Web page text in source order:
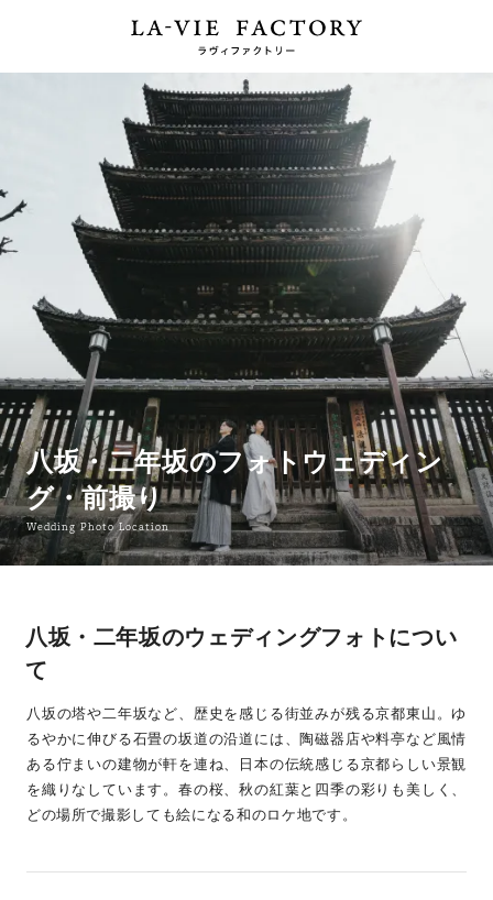
八坂・二年坂のフォトウェディン
グ・前撮り
Wedding Photo Location
八坂・二年坂のウェディングフォトについ
て
八坂の塔や二年坂など、歴史を感じる街並みが残る京都東山。ゆ
るやかに伸びる石畳の坂道の沿道には、陶磁器店や料亭など風情
ある佇まいの建物が軒を連ね、日本の伝統感じる京都らしい景観
を織りなしています。春の桜、秋の紅葉と四季の彩りも美しく、
どの場所で撮影しても絵になる和のロケ地です。